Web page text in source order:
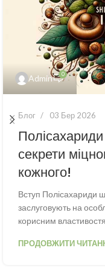
Admin 0
Блог 03 Бер 2026
Полісахариди
секрети
кожного!
Вступ Полісахариди
заслуговують на
корисним
ПРОДОВЖИТИ